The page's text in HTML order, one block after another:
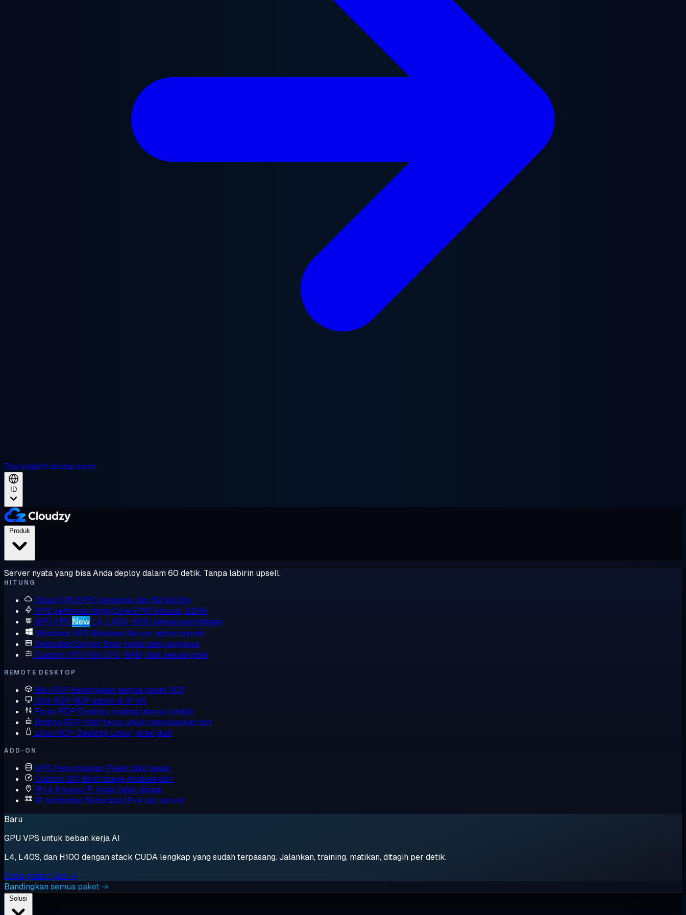
DukunganHubungi sales
ID
Server nyata yang bisa Anda deploy dalam 60 detik. Tanpa labirin upsell.
HITUNG
Cloud VPS EPYC bersama, dari $2,48/bln
VPS performa tinggi Core EPYC khusus, DDR5
GPU VPS New L4, L40S, H100 sesuai permintaan
Windows VPS Windows Server, admin penuh
Dedicated Server Bare metal satu penyewa
Custom VPS Pilih CPU, RAM, disk sesuai spek
REMOTE DESKTOP
Beli RDP Bandingkan semua paket RDP
USA RDP RDP admin di IP AS
Forex RDP Desktop trading latensi rendah
Botting RDP Aktif terus untuk menjalankan bot
Linux RDP Desktop Linux, jarak jauh
ADD-ON
VPS Penyimpanan Paket disk besar
Custom ISO Boot image Anda sendiri
IPv4 Khusus IP Anda, tidak dibagi
IP tambahan Beberapa IPv4 per server
Baru
GPU VPS untuk beban kerja AI
L4, L40S, dan H100 dengan stack CUDA lengkap yang sudah terpasang. Jalankan, training, matikan, ditagih per detik.
Coba gratis 1 jam →
Bandingkan semua paket →